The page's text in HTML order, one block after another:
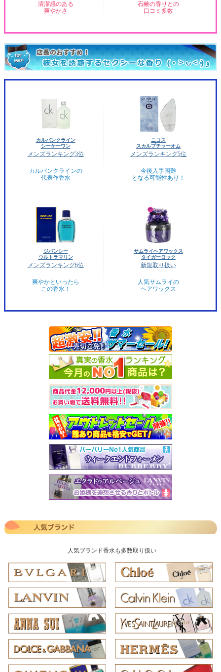
清潔感のある
爽やかさ
石鹸の香りとの
口コミ多数
カルバンクライン
シーケーワン
メンズランキング3位
カルバンクラインの
代表作香水
ニコス
スカルプチャーオム
メンズランキング5位
今後入手困難
となる可能性あり！
ジバンシー
ウルトラマリン
メンズランキング6位
爽やかといったら
この香水！
サムライヘアワックス
タイガーロック
新規取り扱い
人気サムライの
ヘアワックス
人気ブランド香水も多数取り扱い